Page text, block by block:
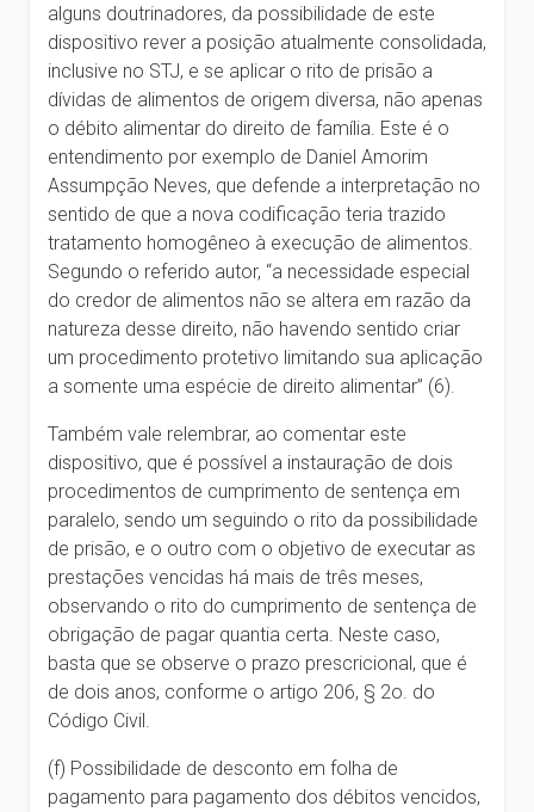
alguns doutrinadores, da possibilidade de este
dispositivo rever a posição atualmente consolidada,
inclusive no STJ, e se aplicar o rito de prisão a
dívidas de alimentos de origem diversa, não apenas
o débito alimentar do direito de família. Este é o
entendimento por exemplo de Daniel Amorim
Assumpção Neves, que defende a interpretação no
sentido de que a nova codificação teria trazido
tratamento homogêneo à execução de alimentos.
Segundo o referido autor, “a necessidade especial
do credor de alimentos não se altera em razão da
natureza desse direito, não havendo sentido criar
um procedimento protetivo limitando sua aplicação
a somente uma espécie de direito alimentar” (6).
Também vale relembrar, ao comentar este
dispositivo, que é possível a instauração de dois
procedimentos de cumprimento de sentença em
paralelo, sendo um seguindo o rito da possibilidade
de prisão, e o outro com o objetivo de executar as
prestações vencidas há mais de três meses,
observando o rito do cumprimento de sentença de
obrigação de pagar quantia certa. Neste caso,
basta que se observe o prazo prescricional, que é
de dois anos, conforme o artigo 206, § 2o. do
Código Civil.
(f) Possibilidade de desconto em folha de
pagamento para pagamento dos débitos vencidos,